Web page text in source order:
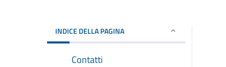
INDICE DELLA PAGINA
Contatti